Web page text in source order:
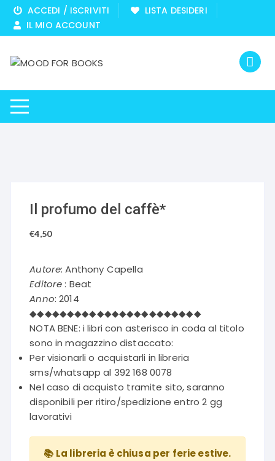
Vai
contenuto
ACCEDI / ISCRIVITI
LISTA DESIDERI
IL MIO ACCOUNT
Il profumo del caffè*
€4,50
Autore: Anthony Capella
Editore: Beat
Anno: 2014
◆◆◆◆◆◆◆◆◆◆◆◆◆◆◆◆◆◆◆◆◆◆◆
NOTA BENE: i libri con asterisco in coda al titolo
sono in magazzino distaccato:
Per visionarli o acquistarli in libreria
sms/whatsapp al 392 168 0078
Nel caso di acquisto tramite sito, saranno
disponibili per ritiro/spedizione entro 2 gg
lavorativi
📚 La libreria è chiusa per ferie estive.